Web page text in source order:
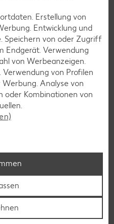
Ob süß oder herzhaft –
zauberst du dir Gerichte,
auch richtig lecker sind.
Erstellung von
Entwicklung und
Speichern von oder Zugriff
Endgerät. Verwendung
von Werbeanzeigen.
von Profilen
Analyse von
oder Kombinationen von